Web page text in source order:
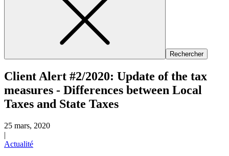
Client Alert #2/2020: Update of the tax
measures - Differences between Local
Taxes and State Taxes
25 mars, 2020
|
Actualité